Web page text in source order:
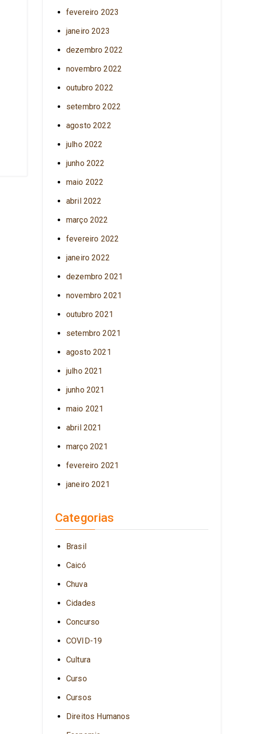
fevereiro 2023
janeiro 2023
dezembro 2022
novembro 2022
outubro 2022
setembro 2022
agosto 2022
julho 2022
junho 2022
maio 2022
abril 2022
março 2022
fevereiro 2022
janeiro 2022
dezembro 2021
novembro 2021
outubro 2021
setembro 2021
agosto 2021
julho 2021
junho 2021
maio 2021
abril 2021
março 2021
fevereiro 2021
janeiro 2021
Categorias
Brasil
Caicó
Chuva
Cidades
Concurso
COVID-19
Cultura
Curso
Cursos
Direitos Humanos